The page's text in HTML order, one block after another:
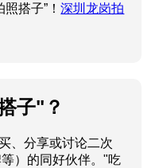
照搭子”！深圳龙岗拍
子"？
、分享或讨论二次
）的同好伙伴。"吃